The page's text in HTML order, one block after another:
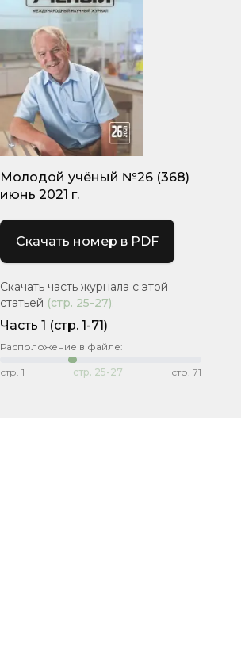
Молодой учёный №26 (368)
июнь 2021 г.
Скачать номер в PDF
Скачать часть журнала с этой
статьей (стр. 25-27):
Часть 1 (стр. 1-71)
Расположение в файле:
стр. 1 стр. 25-27 стр. 71